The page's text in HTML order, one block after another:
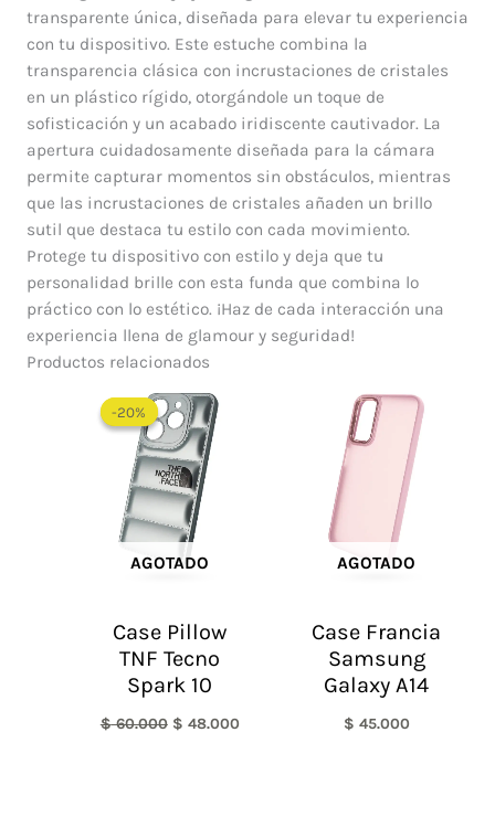
transparente única, diseñada para elevar tu experiencia
con tu dispositivo. Este estuche combina la
transparencia clásica con incrustaciones de cristales
en un plástico rígido, otorgándole un toque de
sofisticación y un acabado iridiscente cautivador. La
apertura cuidadosamente diseñada para la cámara
permite capturar momentos sin obstáculos, mientras
que las incrustaciones de cristales añaden un brillo
sutil que destaca tu estilo con cada movimiento.
Protege tu dispositivo con estilo y deja que tu
personalidad brille con esta funda que combina lo
práctico con lo estético. ¡Haz de cada interacción una
experiencia llena de glamour y seguridad!
Productos relacionados
-20%
AGOTADO
-20%
Case Pillow
TNF Tecno
Spark 10
$60.000
precio
original
era:
$ 60.000.
$ 48.000
AGOTADO
Case Francia
Samsung
Galaxy A14
$ 45.000